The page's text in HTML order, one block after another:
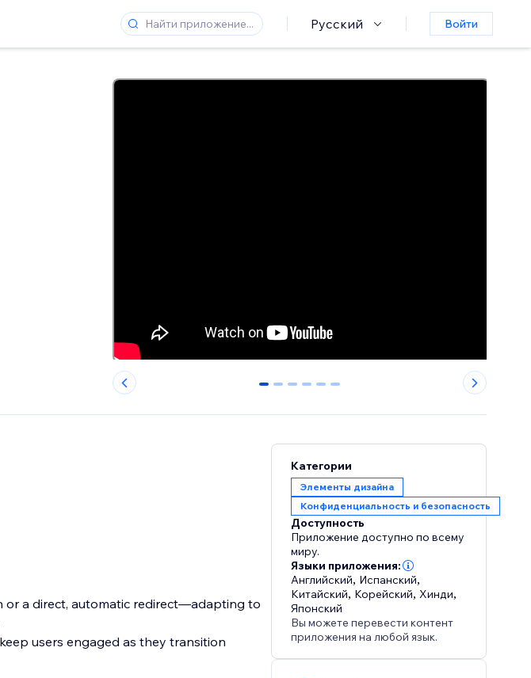
Русский Войти
0 1 2 3 4 5
a direct, automatic redirect—adapting to
users engaged as they transition
Категории
Элементы дизайна
Конфиденциальность и безопасность
Доступность
Приложение доступно по всему
миру.
Языки приложения:
Английский, Испанский,
Китайский, Корейский, Хинди,
Японский
Вы можете перевести контент
приложения на любой язык.